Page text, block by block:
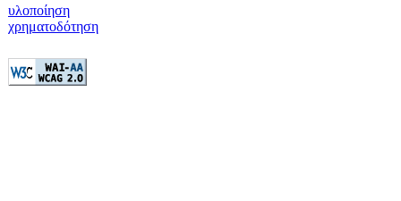
υλοποίηση
χρηματοδότηση